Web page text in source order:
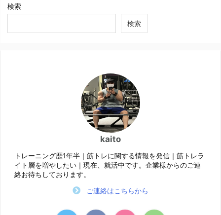
検索
検索
kaito
トレーニング歴1年半｜筋トレに関する情報を発信｜筋トレラ
イト層を増やしたい｜現在、就活中です。企業様からのご連
絡お待ちしております。
ご連絡はこちらから